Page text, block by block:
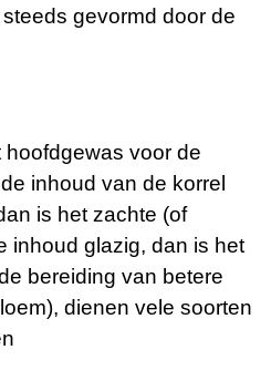
gevormd door de
hoofdgewas voor de
inhoud van de korrel
is het zachte (of
inhoud glazig, dan is het
bereiding van betere
dienen vele soorten